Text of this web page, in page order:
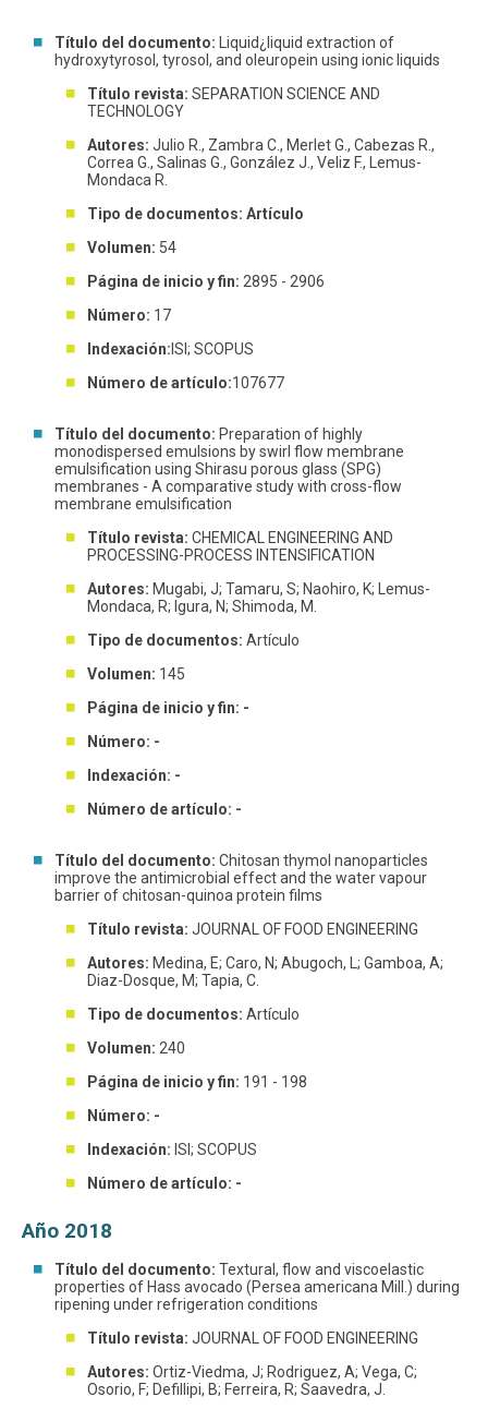
Título del documento:
Liquid¿liquid extraction of
hydroxytyrosol, tyrosol, and oleuropein using ionic liquids
Título revista: SEPARATION SCIENCE AND
TECHNOLOGY
Autores: Julio R., Zambra C., Merlet G., Cabezas R.,
Correa G., Salinas G., González J., Veliz F., Lemus-
Mondaca R.
Tipo de documentos: Artículo
Volumen: 54
Página de inicio y fin: 2895 - 2906
Número: 17
Indexación: ISI; SCOPUS
Número de artículo:107677
Título del documento: Preparation of highly
monodispersed emulsions by swirl flow membrane
emulsification using Shirasu porous glass (SPG)
membranes - A comparative study with cross-flow
membrane emulsification
Título revista: CHEMICAL ENGINEERING AND
PROCESSING-PROCESS INTENSIFICATION
Autores: Mugabi, J; Tamaru, S; Naohiro, K; Lemus-
Mondaca, R; Igura, N; Shimoda, M.
Tipo de documentos: Artículo
Volumen: 145
Página de inicio y fin: -
Número: -
Indexación: -
Número de artículo: -
Título del documento: Chitosan thymol nanoparticles
improve the antimicrobial effect and the water vapour
barrier of chitosan-quinoa protein films
Título revista: JOURNAL OF FOOD ENGINEERING
Autores: Medina, E; Caro, N; Abugoch, L; Gamboa, A;
Diaz-Dosque, M; Tapia, C.
Tipo de documentos: Artículo
Volumen: 240
Página de inicio y fin: 191 - 198
Número: -
Indexación: ISI; SCOPUS
Número de artículo: -
Año 2018
Título del documento: Textural, flow and viscoelastic
properties of Hass avocado (Persea americana Mill.) during
ripening under refrigeration conditions
Título revista: JOURNAL OF FOOD ENGINEERING
Autores: Ortiz-Viedma, J; Rodriguez, A; Vega, C;
Osorio, F; Defillipi, B; Ferreira, R; Saavedra, J.